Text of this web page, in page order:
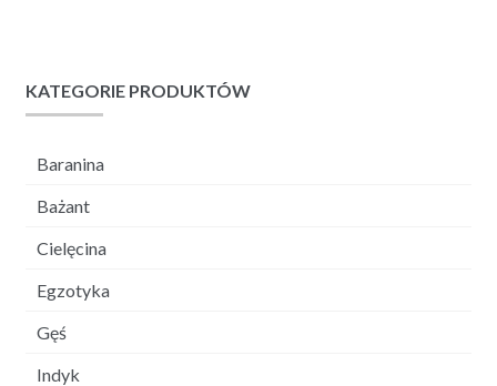
KATEGORIE PRODUKTÓW
Baranina
Bażant
Cielęcina
Egzotyka
Gęś
Indyk